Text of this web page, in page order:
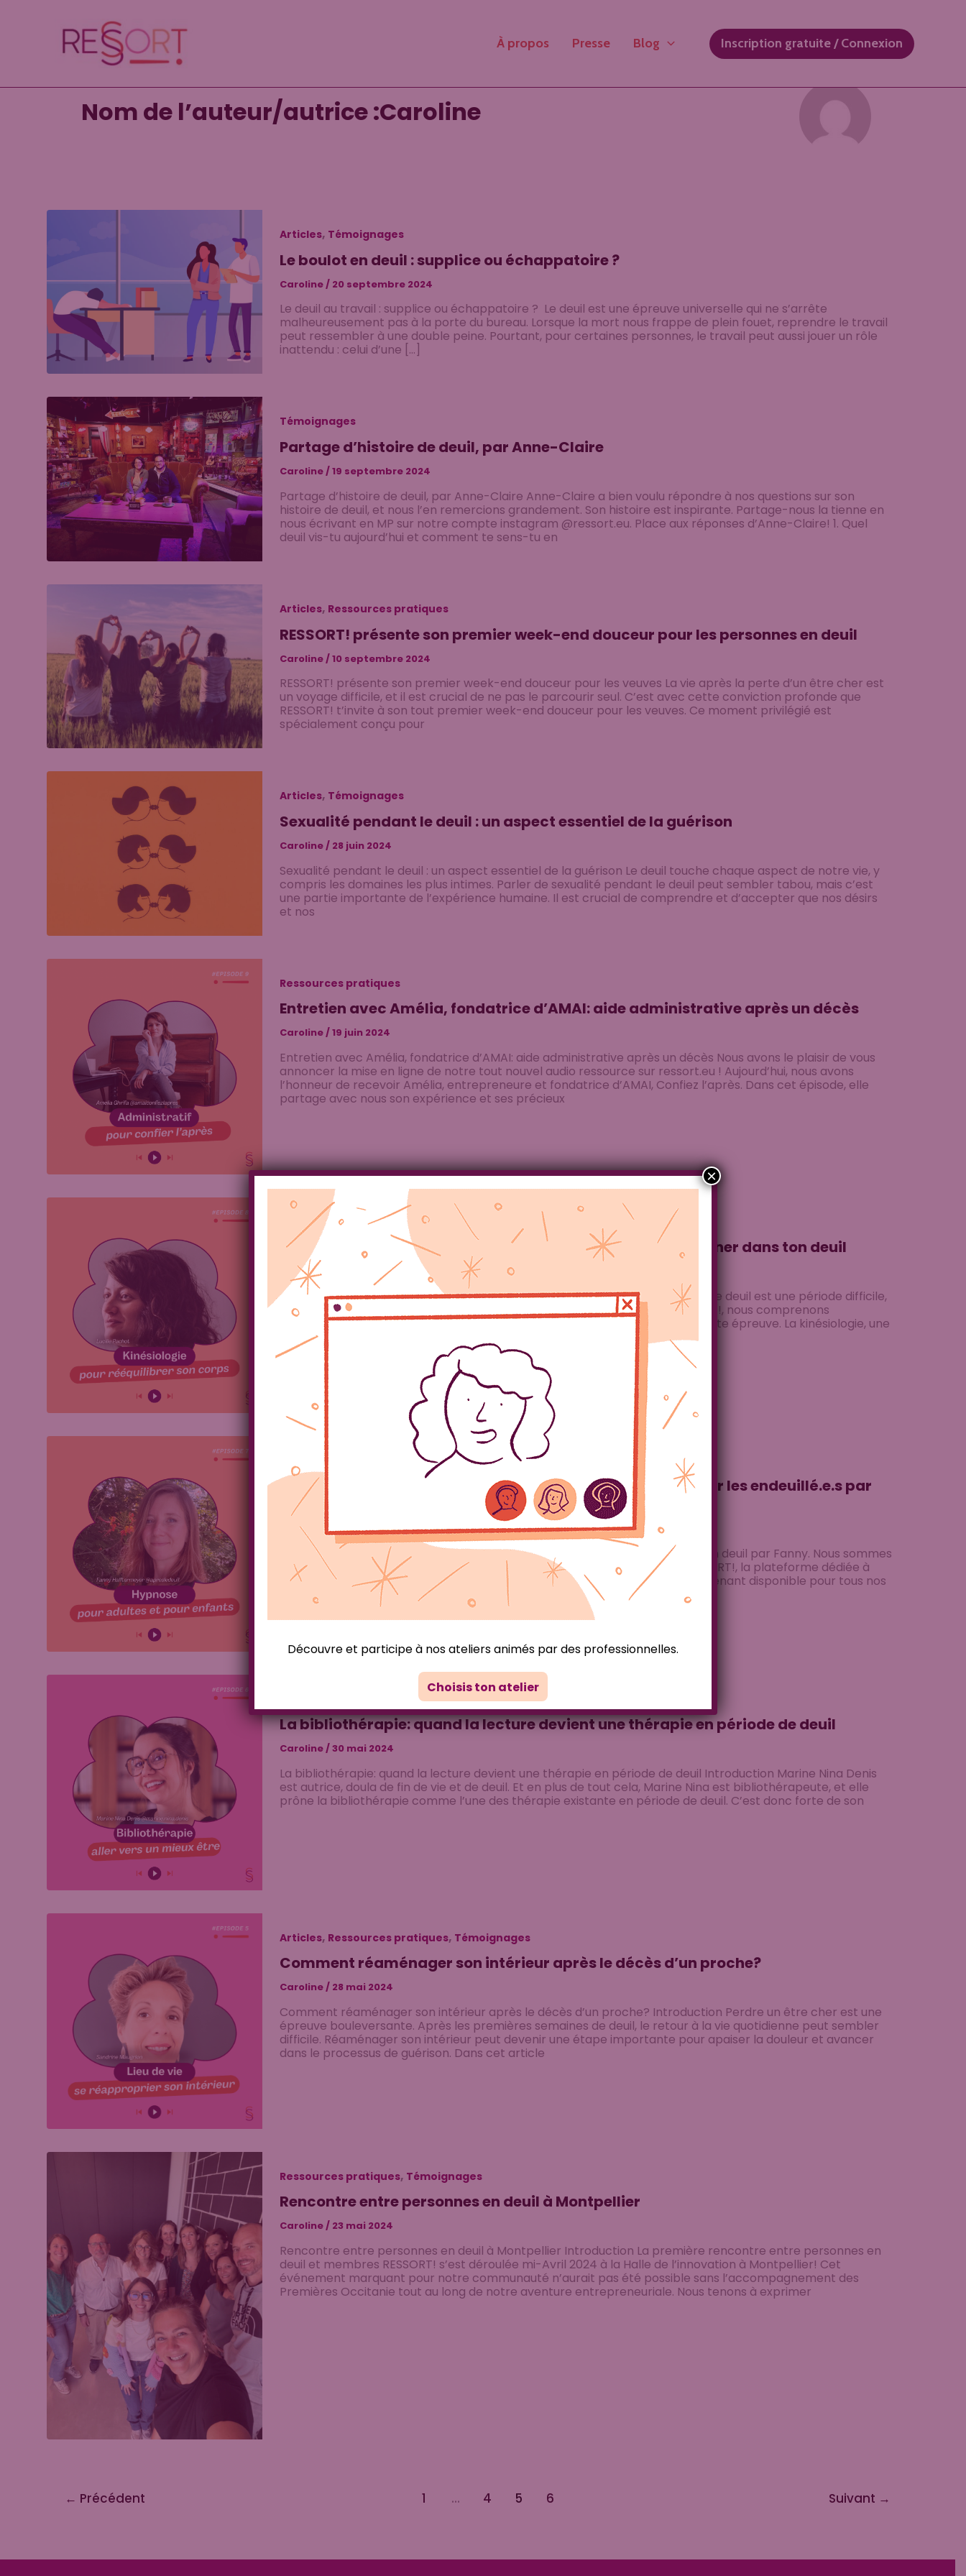
À propos Presse Blog Inscription gratuite / Connexion
Nom de l’auteur/autrice :Caroline
Articles, Témoignages
Le boulot en deuil : supplice ou échappatoire ?
Caroline/ 20 septembre 2024
Le deuil au travail : supplice ou échappatoire ? Le deuil est une épreuve universelle qui ne s’arrête
malheureusement pas à la porte du bureau. Lorsque la mort nous frappe de plein fouet, reprendre le travail
peut ressembler à une double peine. Pourtant, pour certaines personnes, le travail peut aussi jouer un rôle
inattendu : celui d’une […]
Témoignages
Partage d’histoire de deuil, par Anne-Claire
Caroline/19 septembre 2024
Partage d’histoire de deuil, par Anne-Claire Anne-Claire a bien voulu répondre à nos questions sur son
histoire de deuil, et nous l’en remercions grandement. Son histoire est inspirante. Partage-nous la tienne en
nous écrivant en MP sur notre compte instagram @ressort.eu. Place aux réponses d’Anne-Claire! 1. Quel
deuil vis-tu aujourd’hui et comment te sens-tu en
Articles, Ressources pratiques
RESSORT! présente son premier week-end douceur pour les personnes en deuil
Caroline/10 septembre 2024
RESSORT! présente son premier week-end douceur pour les veuves La vie après la perte d’un être cher est
un voyage difficile, et il est crucial de ne pas le parcourir seul. C’est avec cette conviction profonde que
RESSORT! t’invite à son tout premier week-end douceur pour les veuves. Ce moment privilégié est
spécialement conçu pour
Articles, Témoignages
Sexualité pendant le deuil : un aspect essentiel de la guérison
Caroline/ 28 juin 2024
Sexualité pendant le deuil : un aspect essentiel de la guérison Le deuil touche chaque aspect de notre vie, y
compris les domaines les plus intimes. Parler de sexualité pendant le deuil peut sembler tabou, mais c’est
une partie importante de l’expérience humaine. Il est crucial de comprendre et d’accepter que nos désirs
et nos
Ressources pratiques
Entretien avec Amélia, fondatrice d’AMAI: aide administrative après un décès
Caroline/19 juin 2024
Entretien avec Amélia, fondatrice d’AMAI: aide administrative après un décès Nous avons le plaisir de vous
annoncer la mise en ligne de notre tout nouvel audio ressource sur ressort.eu ! Aujourd’hui, nous avons
l’honneur de recevoir Amélia, entrepreneure et fondatrice d’AMAI, Confiez l’après. Dans cet épisode, elle
partage avec nous son expérience et ses précieux
Articles ,Ressources pratiques
La kinésiologie : une approche holistique pour t’accompagner dans ton deuil
Caroline 12 juin 2024
La kinésiologie : une approche holistique pour t’accompagner dans ton deuil Le deuil est une période difficile,
marquée par une profonde tristesse et un sentiment de perte. Chez RESSORT!, nous comprenons
l’importance de trouver des moyens efficaces pour t’accompagner dans cette épreuve. La kinésiologie, une
approche holistique du bien-être, peut offrir un soutien précieux en
, Ressources pratiques,Témoignages
Découvre notre nouvelle ressource audio sur l’hypnose pour les endeuillé.e.s par
Fanny
Caroline /8 juin 2024
Découvre notre nouvelle ressource audio sur l’hypnose pour les personnes en deuil par Fanny. Nous sommes
ravies d’annoncer la sortie de notre toute nouvelle ressource audio sur RESSORT!, la plateforme dédiée à
prendre soin des personnes endeuillées. Cette ressource exclusive est maintenant disponible pour tous nos
membres. Pour y accéder, il te suffit de t’inscrire
Ressources pratiques,Témoignages
La bibliothérapie: quand la lecture devient une thérapie en période de deuil
Caroline/30 mai 2024
La bibliothérapie: quand la lecture devient une thérapie en période de deuil Introduction Marine Nina Denis
est autrice, doula de fin de vie et de deuil. Et en plus de tout cela, Marine Nina est bibliothérapeute, et elle
prône la bibliothérapie comme l’une des thérapie existante en période de deuil. C’est donc forte de son
Articles, Ressources pratiques, Témoignages
Comment réaménager son intérieur après le décès d’un proche?
Caroline/ 28 mai 2024
Comment réaménager son intérieur après le décès d’un proche? Introduction Perdre un être cher est une
épreuve bouleversante. Après les premières semaines de deuil, le retour à la vie quotidienne peut sembler
difficile. Réaménager son intérieur peut devenir une étape importante pour apaiser la douleur et avancer
dans le processus de guérison. Dans cet article
Ressources pratiques, Témoignages
Rencontre entre personnes en deuil à Montpellier
Caroline/ 23 mai 2024
Rencontre entre personnes en deuil à Montpellier Introduction La première rencontre entre personnes en
deuil et membres RESSORT! s’est déroulée mi-Avril 2024 à la Halle de l’innovation à Montpellier! Cet
événement marquant pour notre communauté n’aurait pas été possible sans l’accompagnement des
Premières Occitanie tout au long de notre aventure entrepreneuriale. Nous tenons à exprimer
← Précédent 1 … 4 5 6 Suivant →
Découvre et participe à nos ateliers animés par des professionnelles.
Choisis ton atelier
×